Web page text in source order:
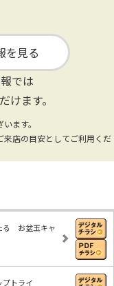
を見る
では
けます。
ます。
店の目安としてご利用くだ
る お盆玉キャ
プトライ